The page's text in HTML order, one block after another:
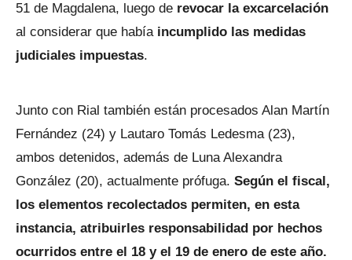
51 de Magdalena, luego de revocar la excarcelación
al considerar que había incumplido las medidas
judiciales impuestas.
Junto con Rial también están procesados Alan Martín
Fernández (24) y Lautaro Tomás Ledesma (23),
ambos detenidos, además de Luna Alexandra
González (20), actualmente prófuga. Según el fiscal,
los elementos recolectados permiten, en esta
instancia, atribuirles responsabilidad por hechos
ocurridos entre el 18 y el 19 de enero de este año.